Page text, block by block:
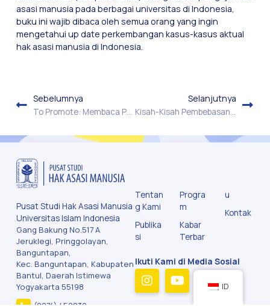
asasi manusia pada berbagai universitas di Indonesia,
buku ini wajib dibaca oleh semua orang yang ingin
mengetahui up date perkembangan kasus-kasus aktual
hak asasi manusia di Indonesia.
Sebelumnya
To Promote: Membaca Perkembangan Wacana Hak Asasi Manusia di Indonesia
Selanjutnya
Kisah-Kisah Pembebasan Qur’an
Pusat Studi Hak Asasi Manusia
Universitas Islam Indonesia
Gang Bakung No.517 A
Jeruklegi, Pringgolayan,
Banguntapan,
Kec. Banguntapan, Kabupaten
Bantul, Daerah Istimewa
Yogyakarta 55198
Tentan
g Kami
Publika
si
Progra
m
Kabar
Terbar
u
Kontak
Ikuti Kami di Media Sosial
ID